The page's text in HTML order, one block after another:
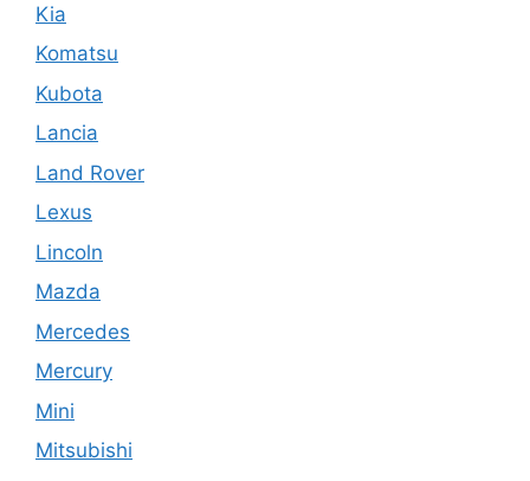
Kia
Komatsu
Kubota
Lancia
Land Rover
Lexus
Lincoln
Mazda
Mercedes
Mercury
Mini
Mitsubishi